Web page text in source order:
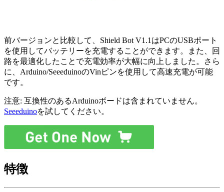
前バージョンと比較して、Shield Bot V1.1はPCのUSBポート
を使用してバッテリーを充電することができます。また、回
路を最適化したことで充電効率が大幅に向上しました。さら
に、Arduino/SeeeduinoのVinピンを使用して高速充電が可能
です。
注意: 互換性のあるArduinoボードは含まれていません。
Seeeduinoを試してください。
特徴